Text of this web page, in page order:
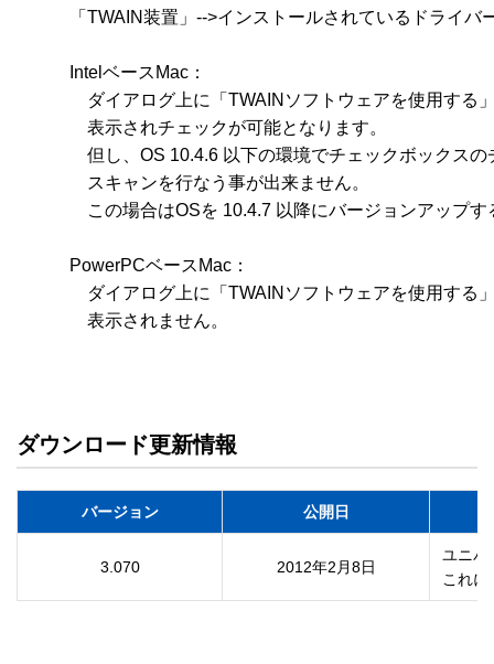
「TWAIN装置」-->インストールされているドライバ
IntelベースMac：
ダイアログ上に「TWAINソフトウェアを使用する」
表示されチェックが可能となります。
但し、OS 10.4.6 以下の環境でチェックボックスの
スキャンを行なう事が出来ません。
この場合はOSを 10.4.7 以降にバージョンアップす
PowerPCベースMac：
ダイアログ上に「TWAINソフトウェアを使用する」
表示されません。
ダウンロード更新情報
バージョン 公開日
3.070 2012年2月8日
ユニバ